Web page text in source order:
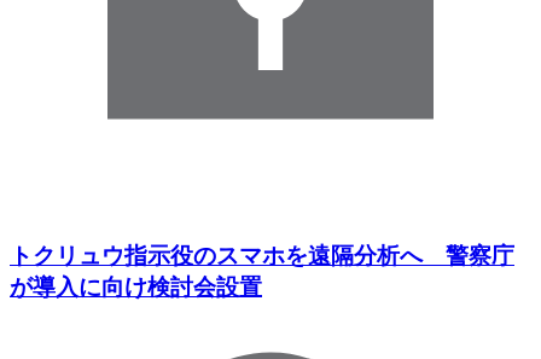
トクリュウ指示役のスマホを遠隔分析へ 警察庁
が導入に向け検討会設置